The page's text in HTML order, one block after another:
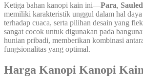
Ketiga bahan kanopi kain ini—Para,
memiliki karakteristik unggul dalam hal
terhadap cuaca, serta pilihan desain yang
sangat cocok untuk digunakan pada
hunian pribadi, memberikan kombinasi
fungsionalitas yang optimal.
Harga Kanopi Kanopi